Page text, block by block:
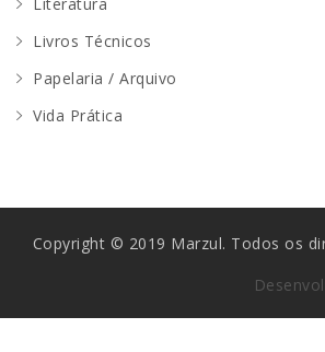
Literatura
Livros Técnicos
Papelaria / Arquivo
Vida Prática
Copyright © 2019 Marzul. Todos os